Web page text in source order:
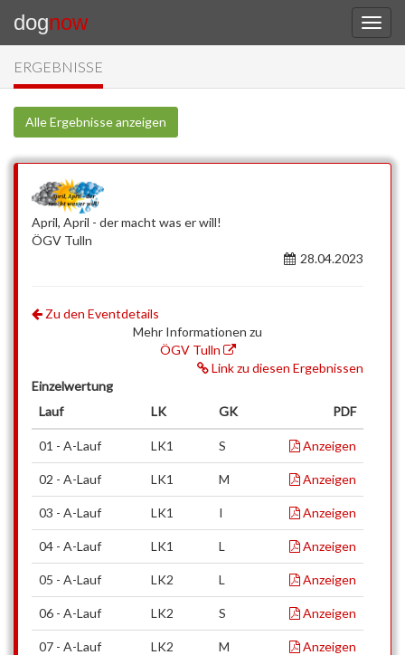
dognow
ERGEBNISSE
Alle Ergebnisse anzeigen
April, April - der macht was er will!
ÖGV Tulln
28.04.2023
Zu den Eventdetails
Mehr Informationen zu
ÖGV Tulln
Link zu diesen Ergebnissen
Einzelwertung
Lauf
LK GK PDF
01 - A-Lauf LK1 S Anzeigen
02 - A-Lauf LK1 M Anzeigen
03 - A-Lauf LK1 I Anzeigen
04 - A-Lauf LK1 L Anzeigen
05 - A-Lauf LK2 L Anzeigen
06 - A-Lauf LK2 S Anzeigen
07 - A-Lauf LK2 M Anzeigen